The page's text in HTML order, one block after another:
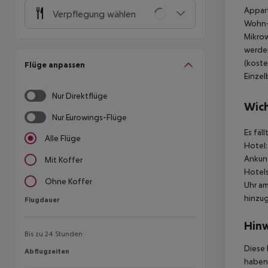
Verpflegung wählen
Flüge anpassen
Nur Direktflüge
Nur Eurowings-Flüge
Alle Flüge
Mit Koffer
Ohne Koffer
Flugdauer
Flugdauer
Bis zu 24 Stunden
Abflugzeiten
Abflugzeiten
Es
Hotel:
Uhr
Diese